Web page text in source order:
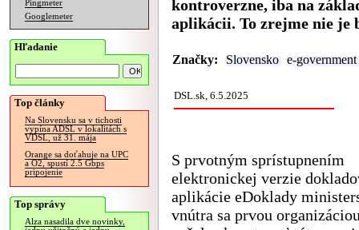
Pingmeter
Googlemeter
Hľadanie
Top články
Na Slovensku sa v tichosti
vypína ADSL v lokalitách s
VDSL, už 31. mája
Orange sa doťahuje na UPC
a O2, spustí 2.5 Gbps
pripojenie
Top správy
Alza nasadila dve novinky,
kontroverzne, iba na
aplikácii. To zrejme nie je
Značky: Slovensko e-government
DSL.sk, 6.5.2025
S prvotným sprístupnením
elektronickej verzie
aplikácie eDoklady
vnútra sa prvou